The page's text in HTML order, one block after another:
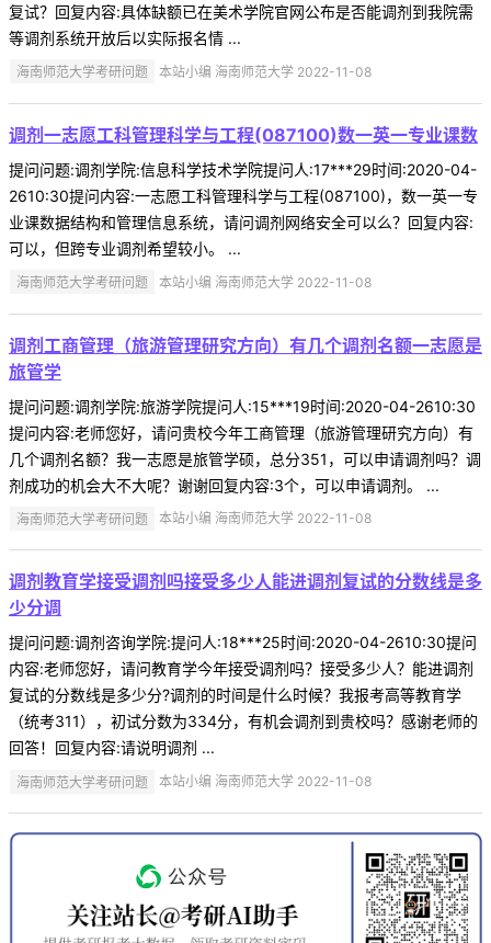
复试？回复内容:具体缺额已在美术学院官网公布是否能调剂到我院需
等调剂系统开放后以实际报名情 ...
海南师范大学考研问题 本站小编 海南师范大学 2022-11-08
调剂一志愿工科管理科学与工程(087100)数一英一专业课数
提问问题:调剂学院:信息科学技术学院提问人:17***29时间:2020-04-
2610:30提问内容:一志愿工科管理科学与工程(087100)，数一英一专
业课数据结构和管理信息系统，请问调剂网络安全可以么？回复内容:
可以，但跨专业调剂希望较小。 ...
海南师范大学考研问题 本站小编 海南师范大学 2022-11-08
调剂工商管理（旅游管理研究方向）有几个调剂名额一志愿是
旅管学
提问问题:调剂学院:旅游学院提问人:15***19时间:2020-04-2610:30
提问内容:老师您好，请问贵校今年工商管理（旅游管理研究方向）有
几个调剂名额？我一志愿是旅管学硕，总分351，可以申请调剂吗？调
剂成功的机会大不大呢？谢谢回复内容:3个，可以申请调剂。 ...
海南师范大学考研问题 本站小编 海南师范大学 2022-11-08
调剂教育学接受调剂吗接受多少人能进调剂复试的分数线是多
少分调
提问问题:调剂咨询学院:提问人:18***25时间:2020-04-2610:30提问
内容:老师您好，请问教育学今年接受调剂吗？接受多少人？能进调剂
复试的分数线是多少分?调剂的时间是什么时候？我报考高等教育学
（统考311），初试分数为334分，有机会调剂到贵校吗？感谢老师的
回答！回复内容:请说明调剂 ...
海南师范大学考研问题 本站小编 海南师范大学 2022-11-08